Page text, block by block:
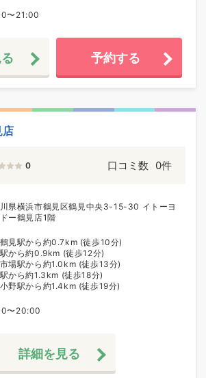
〜21:00
予約する
店
0 口コミ数 0件
県横浜市鶴見区鶴見中央3-15-30 イトーヨ
ー鶴見店1階
見駅から約0.7km (徒歩10分)
から約0.9km (徒歩12分)
場駅から約1.0km (徒歩13分)
から約1.3km (徒歩18分)
野駅から約1.4km (徒歩19分)
〜20:00
詳細を見る